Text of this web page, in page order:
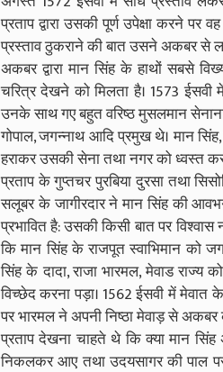
प्रताप द्वारा उसकी पूर्ण उपेक्षा करने
प्रस्ताव ठुकराने की बात उसने अकबर से
अकबर द्वारा मान सिंह के हाथों सबसे
चरित्र देखने को मिलता है। 1573 ईसवी
उनके साथ गए बहुत वरिष्ठ मुसलमान
गोपाल, जगन्नाथ आदि प्रमुख थे। मान
हराकर उसकी सेना तथा नगर को ध्वस्त
प्रताप के गुप्तचर पुरबिया दुरसा तथा
सलूबर के जागीरदार ने मान सिंह की
प्रभावित है: उसकी किसी बात पर
कि मान सिंह के राजपूत स्वाभिमान को
सिंह के दादा, राजा भारमल, मेवाड
विच्छेद करना पड़ा। 1562 ईसवी में मेवात
पर भारमल ने अपनी निष्ठा मेवाड़ से अकबर
प्रताप देखना चाहते थे कि क्या मान
निकलकर आए तथा उदयसागर की पाल